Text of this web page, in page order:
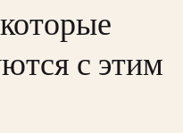
с этим